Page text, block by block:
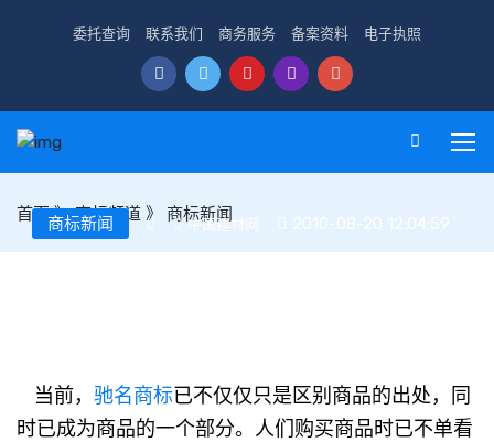
委托查询 联系我们 商务服务 备案资料 电子执照
首页》商标频道 》 商标新闻
商标新闻 中国建材网 2010-08-20 12:04:59
当前， 驰名商标已不仅仅只是区别商品的出处，同
时已成为商品的一个部分。人们购买商品时已不单看